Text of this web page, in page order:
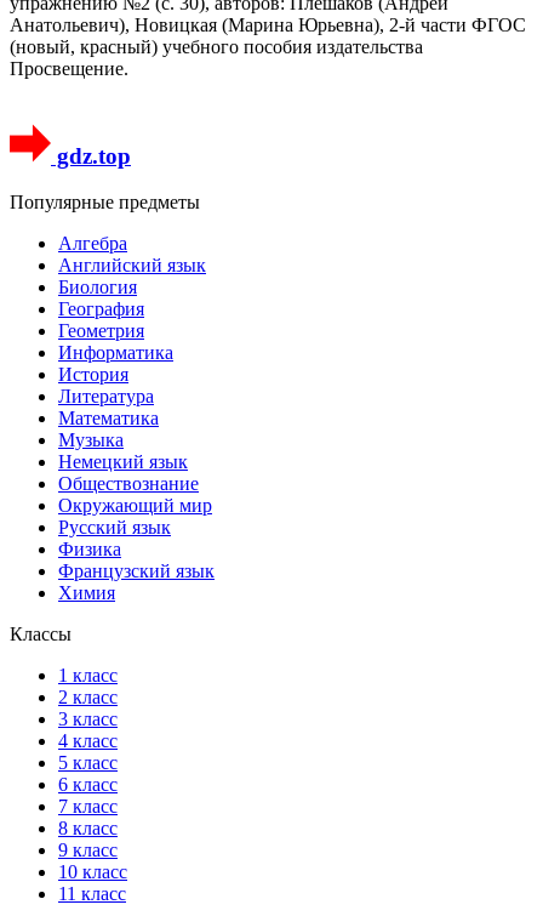
Анатольевич), Новицкая (Марина Юрьевна), 2-й части ФГОС
(новый, красный) учебного пособия издательства
Просвещение.
gdz.top
Популярные предметы
Алгебра
Английский язык
Биология
География
Геометрия
Информатика
История
Литература
Математика
Музыка
Немецкий язык
Обществознание
Окружающий мир
Русский язык
Физика
Французский язык
Химия
Классы
1 класс
2 класс
3 класс
4 класс
5 класс
6 класс
7 класс
8 класс
9 класс
10 класс
11 класс